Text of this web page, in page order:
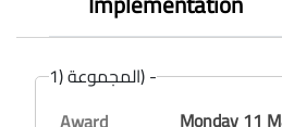
المجموعة (1) -